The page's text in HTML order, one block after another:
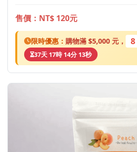
售價：NT$ 120元
限時優惠： 購物滿 $5,000 元，
37天 17時 14分 13秒